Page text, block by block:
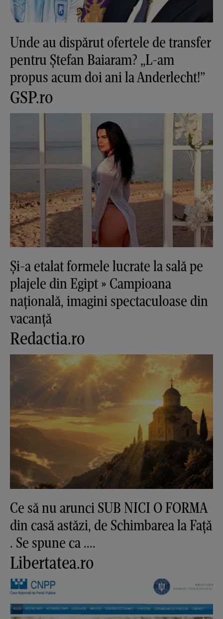
Unde au dispărut ofertele de transfer
pentru Ștefan Baiaram? „L-am
propus acum doi ani la Anderlecht!”
GSP.ro
Și-a etalat formele lucrate la sală pe
plajele din Egipt » Campioana
națională, imagini spectaculoase din
vacanță
Redactia.ro
Ce să nu arunci SUB NICI O FORMA
din casă astăzi, de Schimbarea la Față
. Se spune ca ....
Libertatea.ro